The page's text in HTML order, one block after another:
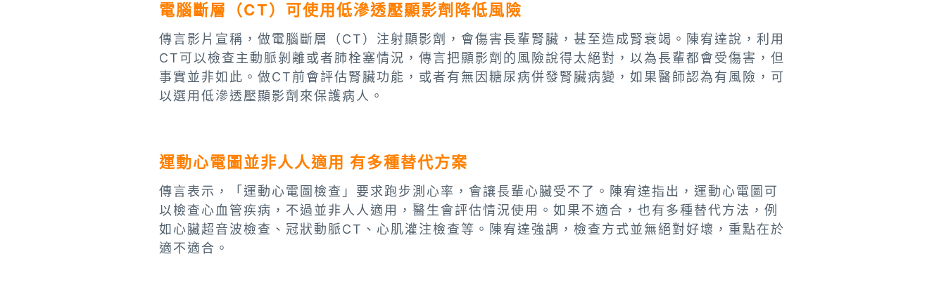
電腦斷層（CT）可使用低滲透壓顯影劑降低風險
傳言影片宣稱，做電腦斷層（CT）注射顯影劑，會傷害長輩腎臟，甚至造成腎衰竭。陳宥達說，利用
CT可以檢查主動脈剝離或者肺栓塞情況，傳言把顯影劑的風險說得太絕對，以為長輩都會受傷害，但
事實並非如此。做CT前會評估腎臟功能，或者有無因糖尿病併發腎臟病變，如果醫師認為有風險，可
以選用低滲透壓顯影劑來保護病人。
運動心電圖並非人人適用 有多種替代方案
傳言表示，「運動心電圖檢查」要求跑步測心率，會讓長輩心臟受不了。陳宥達指出，運動心電圖可
以檢查心血管疾病，不過並非人人適用，醫生會評估情況使用。如果不適合，也有多種替代方法，例
如心臟超音波檢查、冠狀動脈CT、心肌灌注檢查等。陳宥達強調，檢查方式並無絕對好壞，重點在於
適不適合。